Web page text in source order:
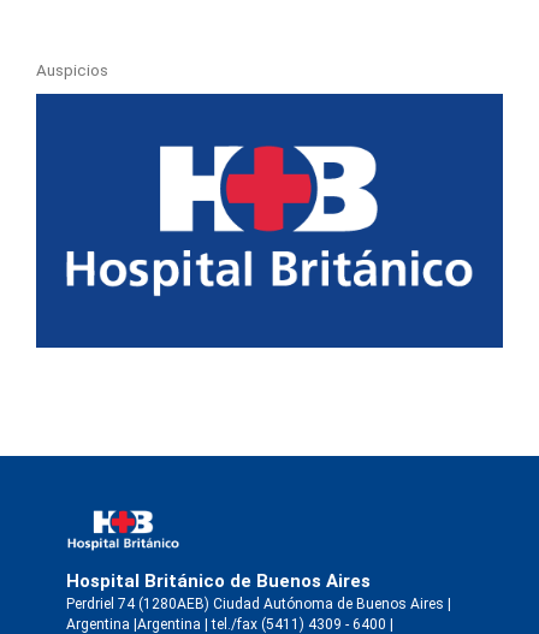
Auspicios
Hospital Británico de Buenos Aires
Perdriel 74 (1280AEB) Ciudad Autónoma de Buenos Aires |
Argentina |Argentina | tel./fax (5411) 4309 - 6400 |